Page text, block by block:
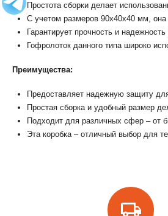
Простота сборки делает
С учетом размеров 90х40х40 мм,
Гарантирует прочность и
Гофролоток данного типа широко
Преимущества:
Предоставляет надежную защиту
Простая сборка и удобный размер
Подходит для различных сфер – от
Эта коробка – отличный выбор для